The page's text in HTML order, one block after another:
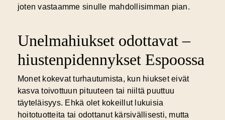
joten vastaamme sinulle mahdollisimman pian.
Unelmahiukset odottavat –
hiustenpidennykset Espoossa
Monet kokevat turhautumista, kun hiukset eivät
kasva toivottuun pituuteen tai niiltä puuttuu
täyteläisyys. Ehkä olet kokeillut lukuisia
hoitotuotteita tai odottanut kärsivällisesti, mutta